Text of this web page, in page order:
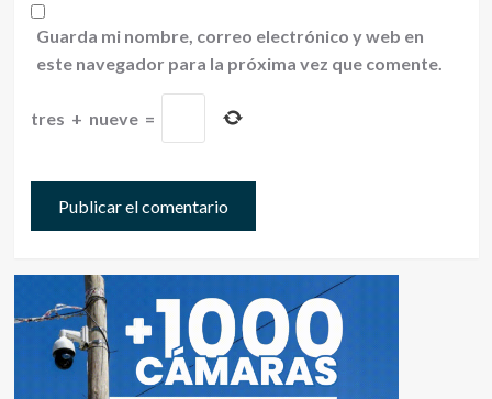
Guarda mi nombre, correo electrónico y web en
este navegador para la próxima vez que comente.
tres + nueve =